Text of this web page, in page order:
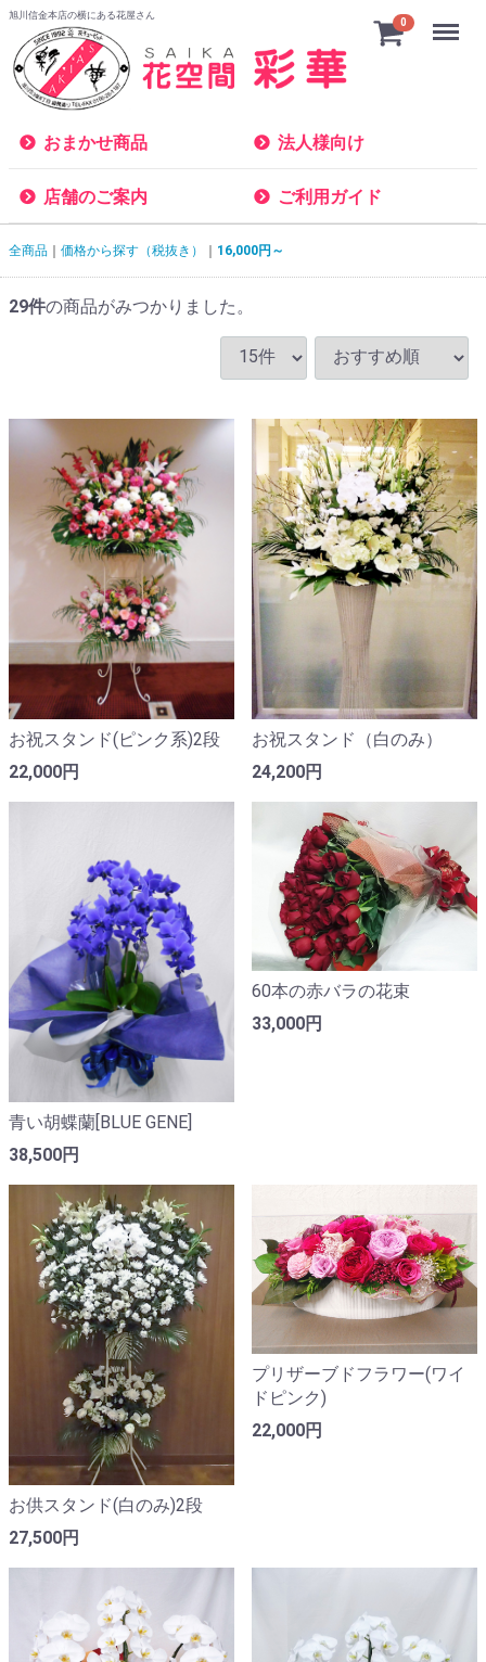
旭川信金本店の横にある花屋さん
0
おまかせ商品 法人様向け
店舗のご案内 ご利用ガイド
Menu
全商品 価格から探す（税抜き） 16,000円～
29件の商品がみつかりました。
お祝スタンド(ピンク系)2段
22,000円
お祝スタンド（白のみ）
24,200円
青い胡蝶蘭[BLUE GENE]
38,500円
60本の赤バラの花束
33,000円
お供スタンド(白のみ)2段
27,500円
プリザーブドフラワー(ワイ
ドピンク)
22,000円